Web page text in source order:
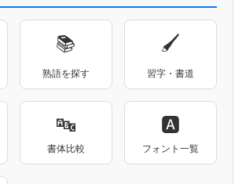
📚
熟語を探す
🖌
習字・書道
🔤
書体比較
🅰
フォント一覧